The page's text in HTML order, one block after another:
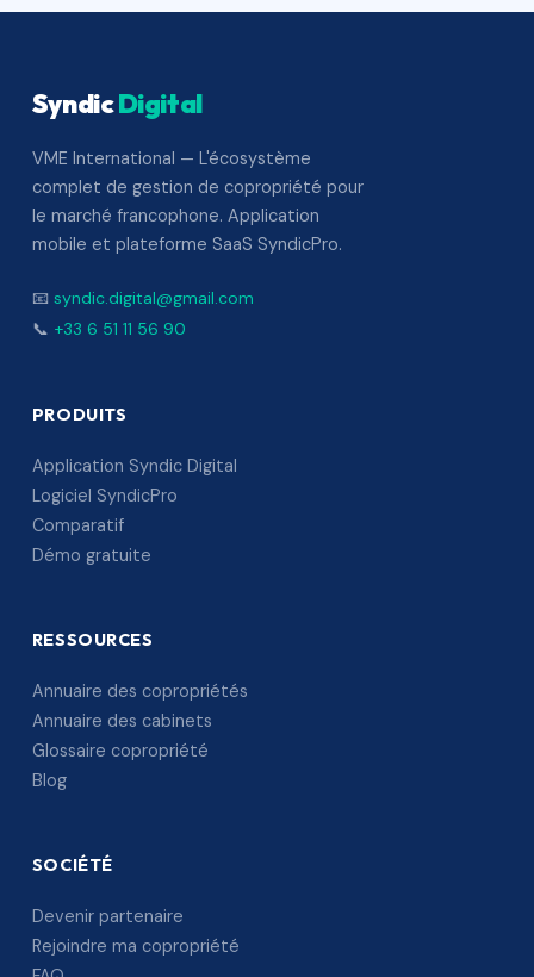
SyndicDigital
VME International — L'écosystème
complet de gestion de copropriété pour
le marché francophone. Application
mobile et plateforme SaaS SyndicPro.
📧 syndic.digital@gmail.com
📞 +33 6 51 11 56 90
PRODUITS
Application Syndic Digital
Logiciel SyndicPro
Comparatif
Démo gratuite
RESSOURCES
Annuaire des copropriétés
Annuaire des cabinets
Glossaire copropriété
Blog
SOCIÉTÉ
Devenir partenaire
Rejoindre ma copropriété